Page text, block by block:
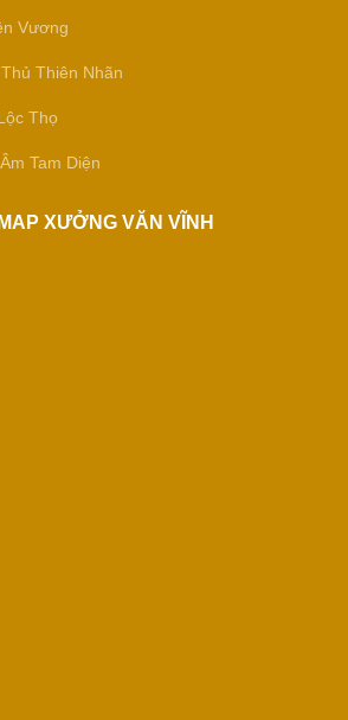
Vương
Thiên Nhãn
Thọ
Tam Diện
XƯỞNG VĂN VĨNH